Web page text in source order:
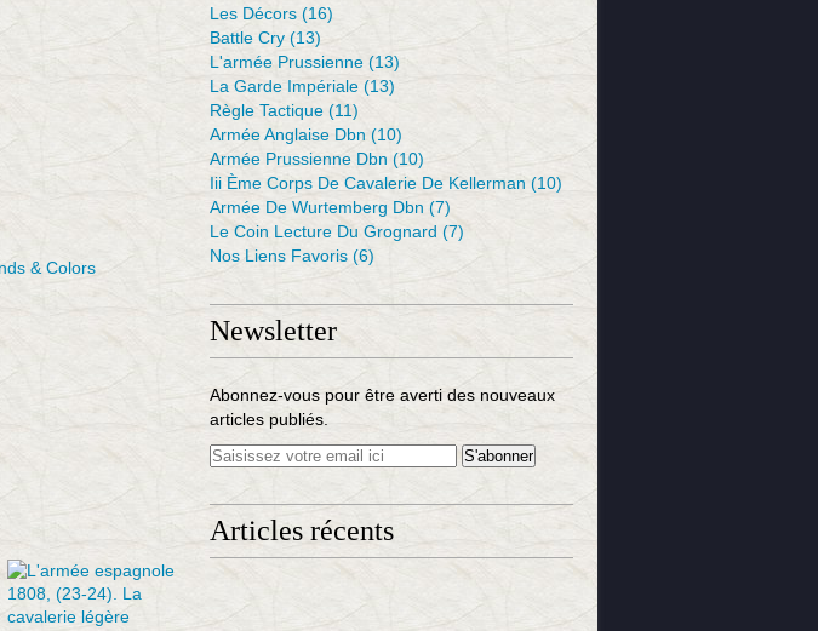
& Colors
Les Décors (16)
Battle Cry (13)
L'armée Prussienne (13)
La Garde Impériale (13)
Règle Tactique (11)
Armée Anglaise Dbn (10)
Armée Prussienne Dbn (10)
Iii Ème Corps De Cavalerie De Kellerman (10)
Armée De Wurtemberg Dbn (7)
Le Coin Lecture Du Grognard (7)
Nos Liens Favoris (6)
Newsletter
Abonnez-vous pour être averti des nouveaux
articles publiés.
Articles récents